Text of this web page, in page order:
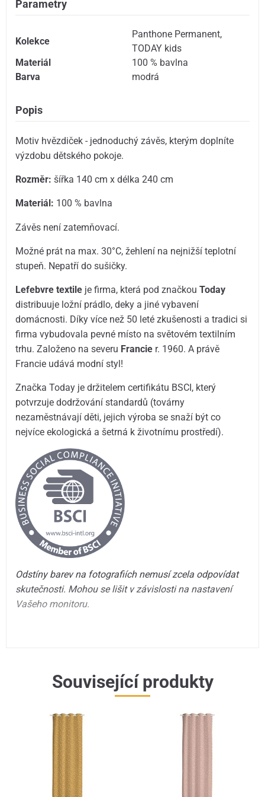
Parametry
Kolekce
Panthone Permanent,
TODAY kids
Materiál
100 % bavlna
Barva
modrá
Popis
Motiv hvězdiček - jednoduchý závěs, kterým doplníte
výzdobu dětského pokoje.
Rozměr: šířka 140 cm x délka 240 cm
Materiál: 100 % bavlna
Závěs není zatemňovací.
Možné prát na max. 30°C, žehlení na nejnižší teplotní
stupeň. Nepatří do sušičky.
Lefebvre textile je firma, která pod značkouToday
distribuuje ložní prádlo, deky a jiné vybavení
domácnosti. Díky více než 50 leté zkušenosti a tradici si
firma vybudovala pevné místo na světovém textilním
trhu. Založeno na severu Francie r. 1960. A právě
Francie udává modní styl!
Značka Today je držitelem certifikátu BSCI, který
potvrzuje dodržování standardů (továrny
nezaměstnávají děti, jejich výroba se snaží být co
nejvíce ekologická a šetrná k životnímu prostředí).
Odstíny barev na fotografiích nemusí zcela odpovídat
skutečnosti. Mohou se lišit v závislosti na nastavení
Vašeho monitoru.
Související produkty